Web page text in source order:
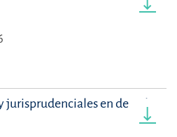
en derecho